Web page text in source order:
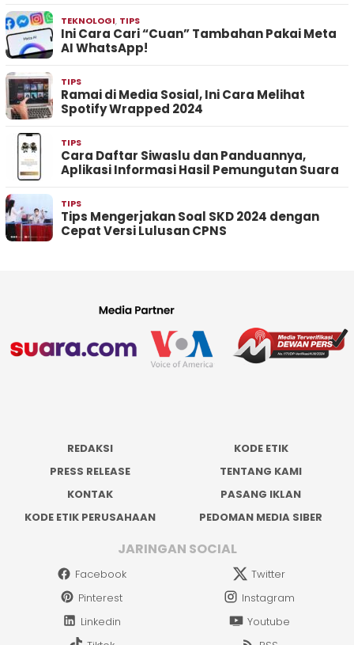
TEKNOLOGI, TIPS
Ini Cara Cari “Cuan” Tambahan Pakai Meta
AI WhatsApp!
TIPS
Ramai di Media Sosial, Ini Cara Melihat
Spotify Wrapped 2024
TIPS
Cara Daftar Siwaslu dan Panduannya,
Aplikasi Informasi Hasil Pemungutan Suara
TIPS
Tips Mengerjakan Soal SKD 2024 dengan
Cepat Versi Lulusan CPNS
REDAKSI
KODE ETIK
PRESS RELEASE
TENTANG KAMI
KONTAK
PASANG IKLAN
KODE ETIK PERUSAHAAN
PEDOMAN MEDIA SIBER
JARINGAN SOCIAL
Facebook
Twitter
Pinterest
Instagram
Linkedin
Youtube